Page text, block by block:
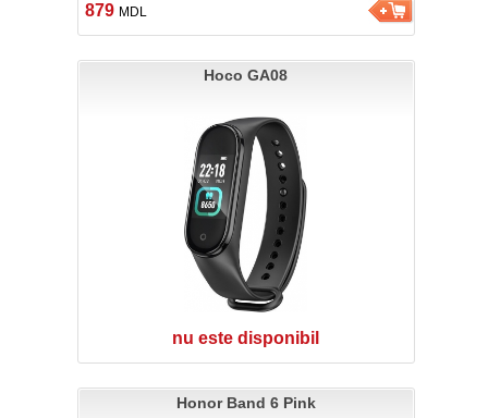
879 MDL
Hoco GA08
nu este disponibil
Honor Band 6 Pink